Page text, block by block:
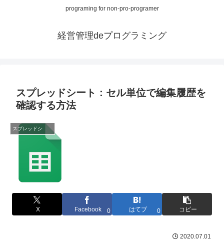
programing for non-pro-programer
経営管理deプログラミング
スプレッドシート：セル単位で編集履歴を
確認する方法
スプレッドシート
X Facebook 0 はてブ 0 コピー
2020.07.01